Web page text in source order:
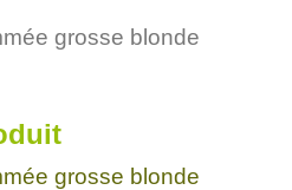
grosse blonde
grosse blonde